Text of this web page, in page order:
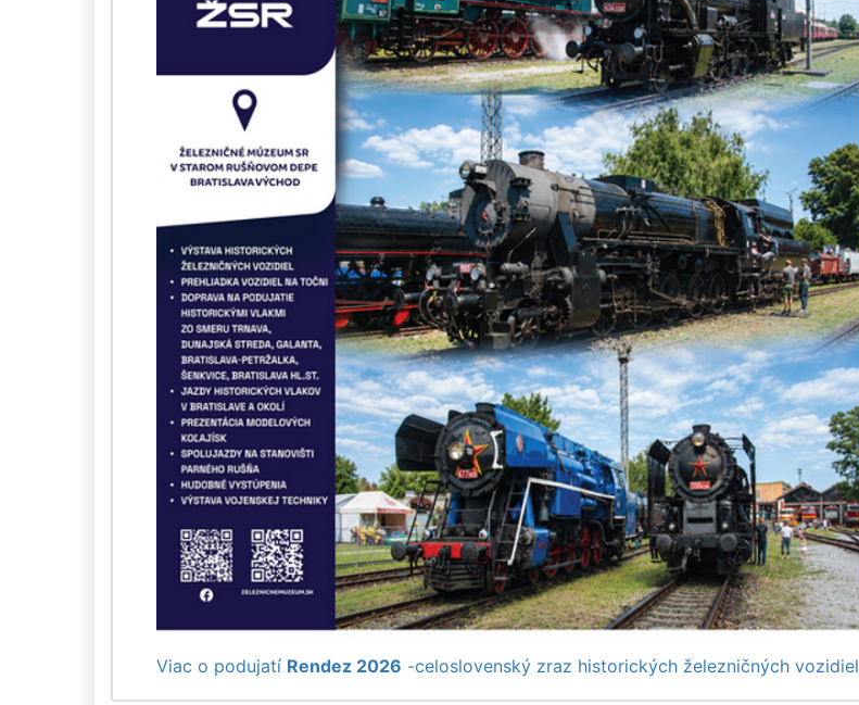
Viac o podujatí Rendez 2026 -celoslovenský zraz historických železničných vozidiel